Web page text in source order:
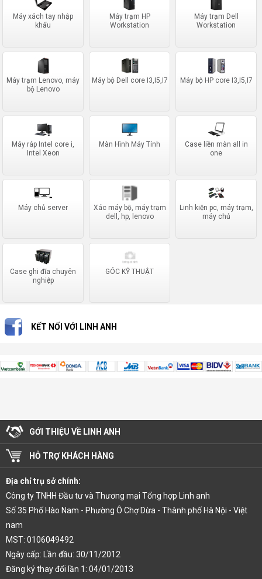
Máy xách tay nhập
khẩu
Máy trạm HP
Workstation
Máy trạm Dell
Workstation
Máy trạm Lenovo, máy
bộ Lenovo
Máy bộ Dell core I3,I5,I7 Máy bộ HP core I3,I5,I7
Máy ráp Intel core i,
Intel Xeon
Màn Hình Máy Tính
Case liền màn all in
one
Máy chủ server
Xác máy bộ, máy trạm
dell, hp, lenovo
Linh kiện pc, máy trạm,
máy chủ
Case ghi đĩa chuyên
nghiệp
GÓC KỸ THUẬT
KẾT NỐI VỚI LINH ANH
GỚI THIỆU VỀ LINH ANH
HỖ TRỢ KHÁCH HÀNG
Địa chỉ trụ sở chính:
Công ty TNHH Đầu tư và Thương mại Tổng hợp Linh anh
Số 35 Phố Hào Nam - Phường Ô Chợ Dừa - Thành phố Hà Nội - Việt
nam
MST: 0106049492
Ngày cấp: Lần đầu: 30/11/2012
Đăng ký thay đổi lần 1: 04/01/2013